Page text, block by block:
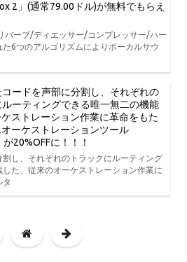
2」(通常79.00ドル)が無料でもらえ
バーブ/ディエッサー/コンプレッサー/ハー
6つのアルゴリズムによりボーカルサウ
ードを声部に分割し、それぞれの
ルーティングできる唯一無二の機能
ストレーション作業に革命をもた
ーケストレーションツール
20%OFFに！！！
し、それぞれのトラックにルーティング
た、従来のオーケストレーション作業に
タ